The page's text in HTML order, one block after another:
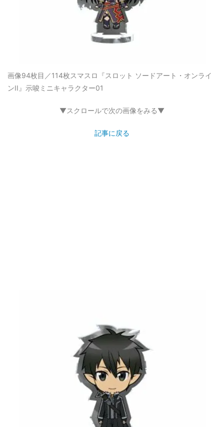
画像94枚目／114枚スマスロ『スロット ソードアート・オンライ
ンII』示唆ミニキャラクター01
▼スクロールで次の画像をみる▼
記事に戻る